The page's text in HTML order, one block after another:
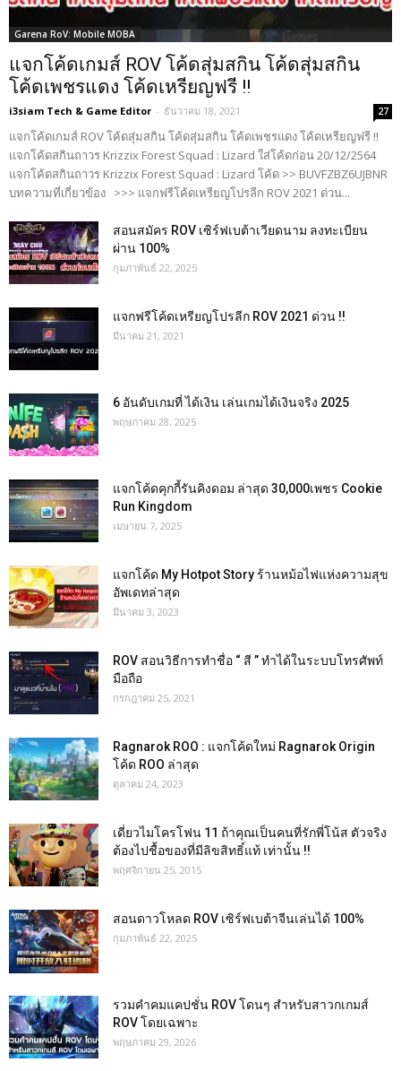
Garena RoV: Mobile MOBA
แจกโค้ดเกมส์ ROV โค้ดสุ่มสกิน โค้ดสุ่มสกิน
โค้ดเพชรแดง โค้ดเหรียญฟรี !!
i3siam Tech & Game Editor - ธันวาคม 18, 2021 27
แจกโค้ดเกมส์ ROV โค้ดสุ่มสกิน โค้ดสุ่มสกิน โค้ดเพชรแดง โค้ดเหรียญฟรี !!
แจกโค้ดสกินถาวร Krizzix Forest Squad : Lizard ใส่โค้ดก่อน 20/12/2564
แจกโค้ดสกินถาวร Krizzix Forest Squad : Lizard โค้ด >> BUVFZBZ6UJBNR
บทความที่เกี่ยวข้อง >>> แจกฟรีโค้ดเหรียญโปรลีก ROV 2021 ด่วน...
สอนสมัคร ROV เซิร์ฟเบต้าเวียดนาม ลงทะเบียน
ผ่าน 100%
กุมภาพันธ์ 22, 2025
แจกฟรีโค้ดเหรียญโปรลีก ROV 2021 ด่วน !!
มีนาคม 21, 2021
6 อันดับเกมที่ ได้เงิน เล่นเกมได้เงินจริง 2025
พฤษภาคม 28, 2025
แจกโค้ดคุกกี้รันคิงดอม ล่าสุด 30,000เพชร Cookie
Run Kingdom
เมษายน 7, 2025
แจกโค้ด My Hotpot Story ร้านหม้อไฟแห่งความสุข
อัพเดทล่าสุด
มีนาคม 3, 2023
ROV สอนวิธีการทำชื่อ “ สี ” ทำได้ในระบบโทรศัพท์
มือถือ
กรกฎาคม 25, 2021
Ragnarok ROO : แจกโค้ดใหม่ Ragnarok Origin
โค้ด ROO ล่าสุด
ตุลาคม 24, 2023
เดี่ยวไมโครโฟน 11 ถ้าคุณเป็นคนที่รักพี่โน้ส ตัวจริง
ต้องไปชื้อของที่มีลิขสิทธิ์แท้ เท่านั้น !!
พฤศจิกายน 25, 2015
สอนดาวโหลด ROV เซิร์ฟเบต้าจีนเล่นได้ 100%
กุมภาพันธ์ 22, 2025
รวมคำคมแคปชั่น ROV โดนๆ สำหรับสาวกเกมส์
ROV โดยเฉพาะ
พฤษภาคม 29, 2026